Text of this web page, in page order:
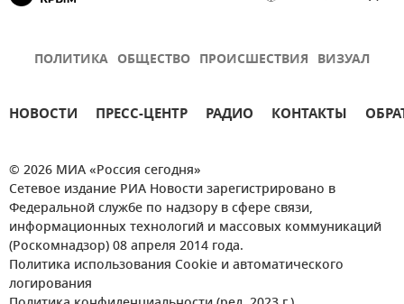
ПОЛИТИКА ОБЩЕСТВО ПРОИСШЕСТВИЯ ВИЗУАЛ
НОВОСТИ ПРЕСС-ЦЕНТР РАДИО КОНТАКТЫ
© 2026 МИА «Россия сегодня»
Сетевое издание РИА Новости зарегистрировано в
Федеральной службе по надзору в сфере связи,
информационных технологий и массовых коммуникаций
(Роскомнадзор) 08 апреля 2014 года.
Политика использования Cookie и автоматического
логирования